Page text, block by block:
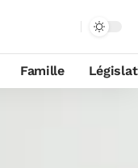
Famille